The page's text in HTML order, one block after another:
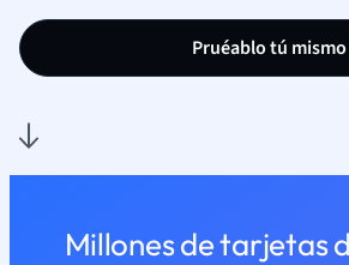
Pruéablo tú mismo
Millones de tarjetas